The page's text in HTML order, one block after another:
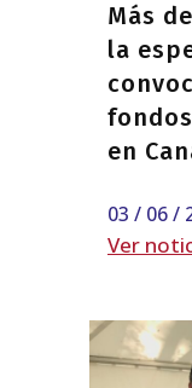
Más
la
en
03 / 06 /
Ver